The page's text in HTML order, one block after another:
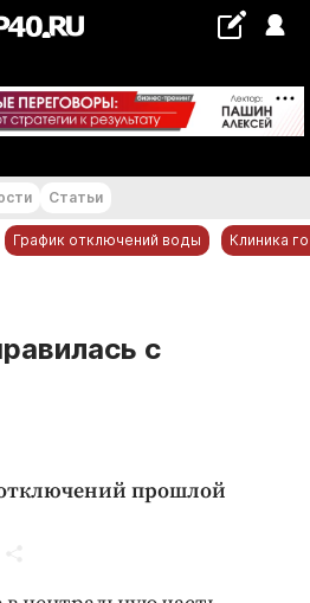
+25...+26 °С
Статьи
График отключений воды Клиника
с
прошлой